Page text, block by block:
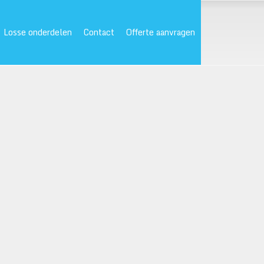
Losse onderdelen Contact Offerte aanvragen